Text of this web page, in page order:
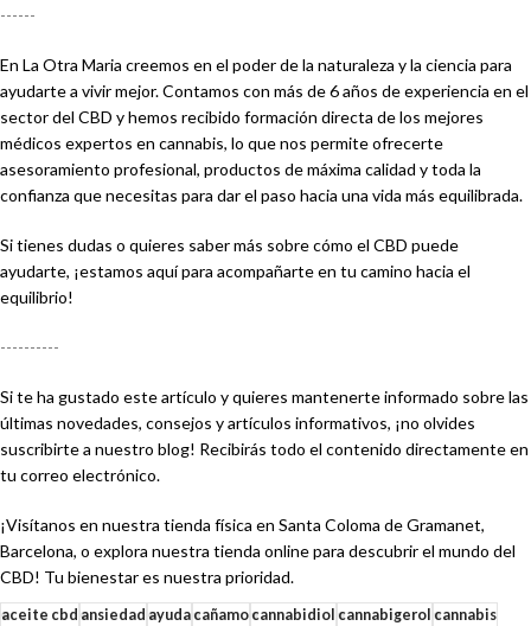
------
En La Otra Maria creemos en el poder de la naturaleza y la ciencia para
ayudarte a vivir mejor. Contamos con más de 6 años de experiencia en el
sector del CBD y hemos recibido formación directa de los mejores
médicos expertos en cannabis, lo que nos permite ofrecerte
asesoramiento profesional, productos de máxima calidad y toda la
confianza que necesitas para dar el paso hacia una vida más equilibrada.
Si tienes dudas o quieres saber más sobre cómo el CBD puede
ayudarte, ¡estamos aquí para acompañarte en tu camino hacia el
equilibrio!
----------
Si te ha gustado este artículo y quieres mantenerte informado sobre las
últimas novedades, consejos y artículos informativos, ¡no olvides
suscribirte a nuestro blog! Recibirás todo el contenido directamente en
tu correo electrónico.
¡Visítanos en nuestra tienda física en Santa Coloma de Gramanet,
Barcelona, o explora nuestra tienda online para descubrir el mundo del
CBD! Tu bienestar es nuestra prioridad.
aceite cbd ansiedad ayudacañamocannabidiol cannabigerol cannabis